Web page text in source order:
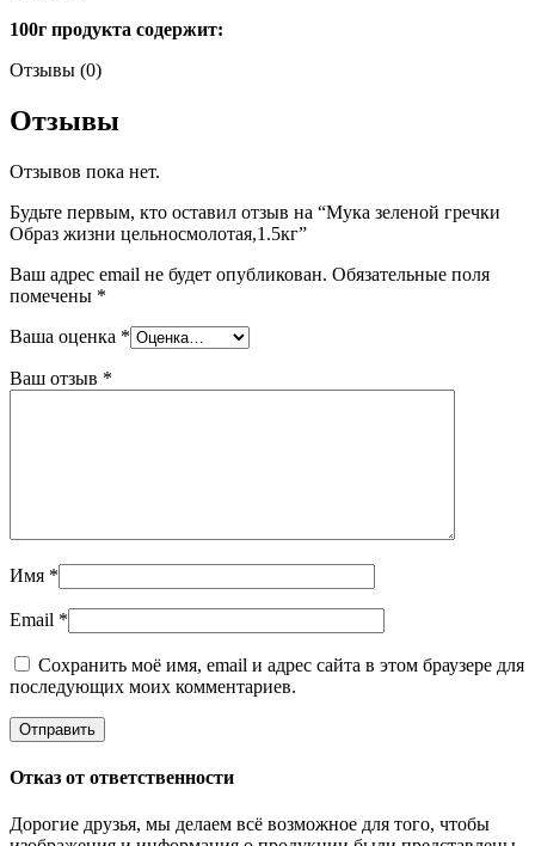
100г продукта содержит:
Отзывы (0)
Отзывы
Отзывов пока нет.
Будьте первым, кто оставил отзыв на “Мука зеленой гречки
Образ жизни цельносмолотая,1.5кг”
Ваш адрес email не будет опубликован. Обязательные поля
помечены *
Ваша оценка *
Ваш отзыв *
Имя *
Email *
Сохранить моё имя, email и адрес сайта в этом браузере для
последующих моих комментариев.
Отказ от ответственности
Дорогие друзья, мы делаем всё возможное для того, чтобы